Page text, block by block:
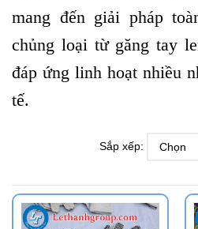
mang đến giải pháp
chủng loại từ găng tay
đáp ứng linh hoạt nhiều
tế.
Sắp xếp: